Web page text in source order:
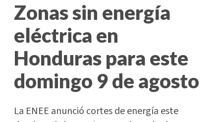
Zonas sin energía
eléctrica en
Honduras para este
domingo 9 de agosto
La ENEE anunció cortes de energía este